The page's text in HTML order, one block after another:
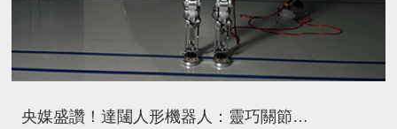
央媒盛讚！達闥人形機器人：靈巧關節融合智慧內核，加速實現通用智能服務